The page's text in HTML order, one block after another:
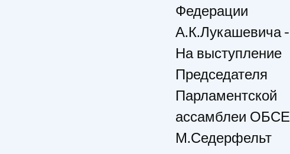
Федерации
А.К.Лукашевича -
На выступление
Председателя
Парламентской
ассамблеи ОБСЕ
М.Седерфельт